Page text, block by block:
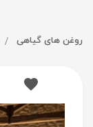
روغن های گیاهی